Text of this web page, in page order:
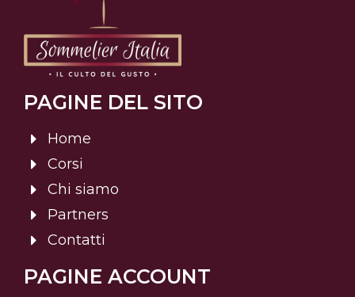
PAGINE DEL SITO
Home
Corsi
Chi siamo
Partners
Contatti
PAGINE ACCOUNT